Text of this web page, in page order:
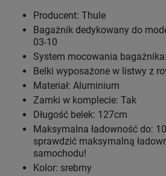
Producent: Thule
Bagażnik dedykowany do
03-10
System mocowania
Belki wyposażone w listwy z
Materiał: Aluminium
Zamki w komplecie: Tak
Długość belek: 127cm
Maksymalna ładowność do:
sprawdzić maksymalną
samochodu!
Kolor: srebrny